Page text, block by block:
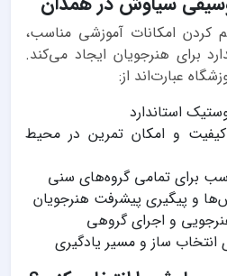
کردن امکانات آموزشی مناسب،
برای هنرجویان ایجاد می‌کند.
عبارت‌اند از:
استاندارد
و امکان تمرین در محیط
برای تمامی گروه‌های سنی
و پیگیری پیشرفت هنرجویان
و اجرای گروهی
ساز و مسیر یادگیری